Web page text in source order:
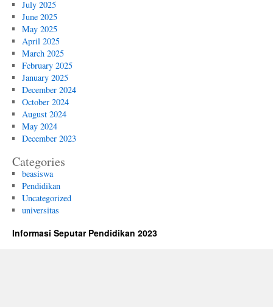
July 2025
June 2025
May 2025
April 2025
March 2025
February 2025
January 2025
December 2024
October 2024
August 2024
May 2024
December 2023
Categories
beasiswa
Pendidikan
Uncategorized
universitas
Informasi Seputar Pendidikan 2023